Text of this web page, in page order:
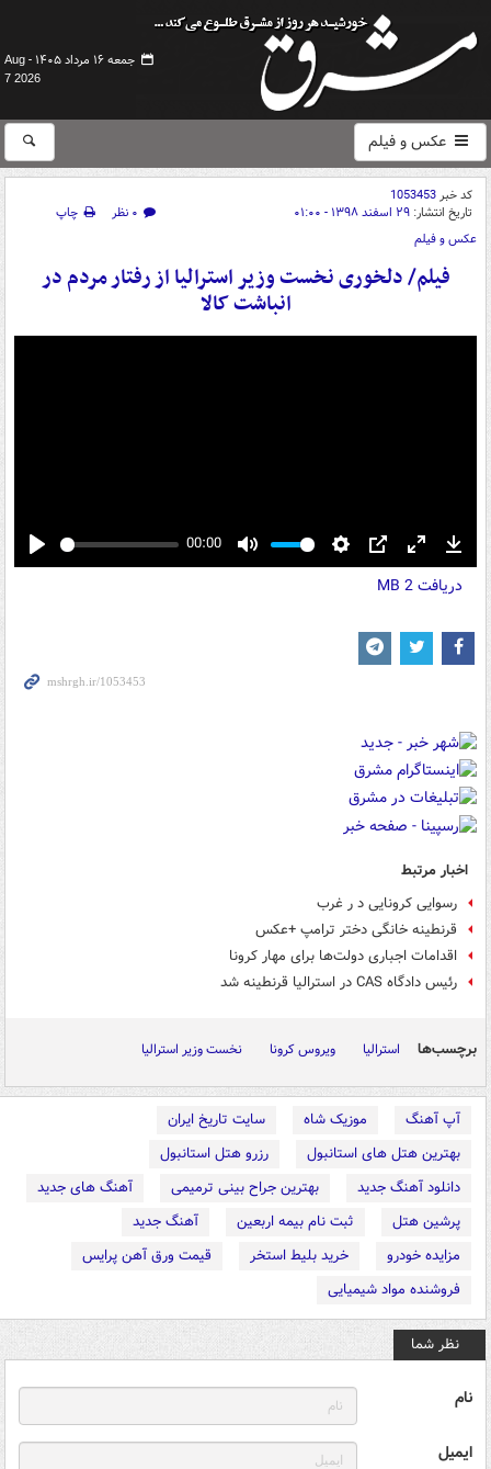
جمعه ۱۶ مرداد ۱۴۰۵ -
Aug
7 2026
عکس و فیلم
کد خبر1053453
تاریخ انتشار: ۲۹ اسفند ۱۳۹۸ - ۰۱:۰۰ ۰ نظر
چاپ
عکس و فیلم
فیلم/ دلخوری نخست وزیر استرالیا از رفتار مردم در
انباشت کالا
Play
00:00
Mute Settings
PIP Enter
fullscreen
دریافت2 MB
اخبار مرتبط
رسوایی کرونایی د ر غرب
قرنطینه خانگی دختر ترامپ +عکس
اقدامات اجباری دولت‌ها برای مهار کرونا
رئیس دادگاه CAS در استرالیا قرنطینه شد
برچسب‌ها استرالیا ویروس کرونا نخست وزیر استرالیا
آپ آهنگ موزیک شاه
سایت تاریخ ایران
بهترین هتل های استانبول
رزرو هتل استانبول
دانلود آهنگ جدید
بهترین جراح بینی ترمیمی
آهنگ های جدید
پرشین هتل
ثبت نام بیمه اربعین
آهنگ جدید
مزایده خودرو
خرید بلیط استخر
قیمت ورق آهن پرایس
فروشنده مواد شیمیایی
نظر شما
نام
ایمیل